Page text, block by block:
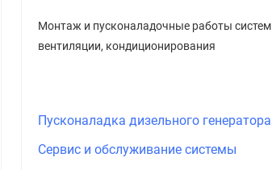
Монтаж и пусконаладочные работы систем
вентиляции, кондиционирования
Пусконаладка дизельного генератора
Сервис и обслуживание системы